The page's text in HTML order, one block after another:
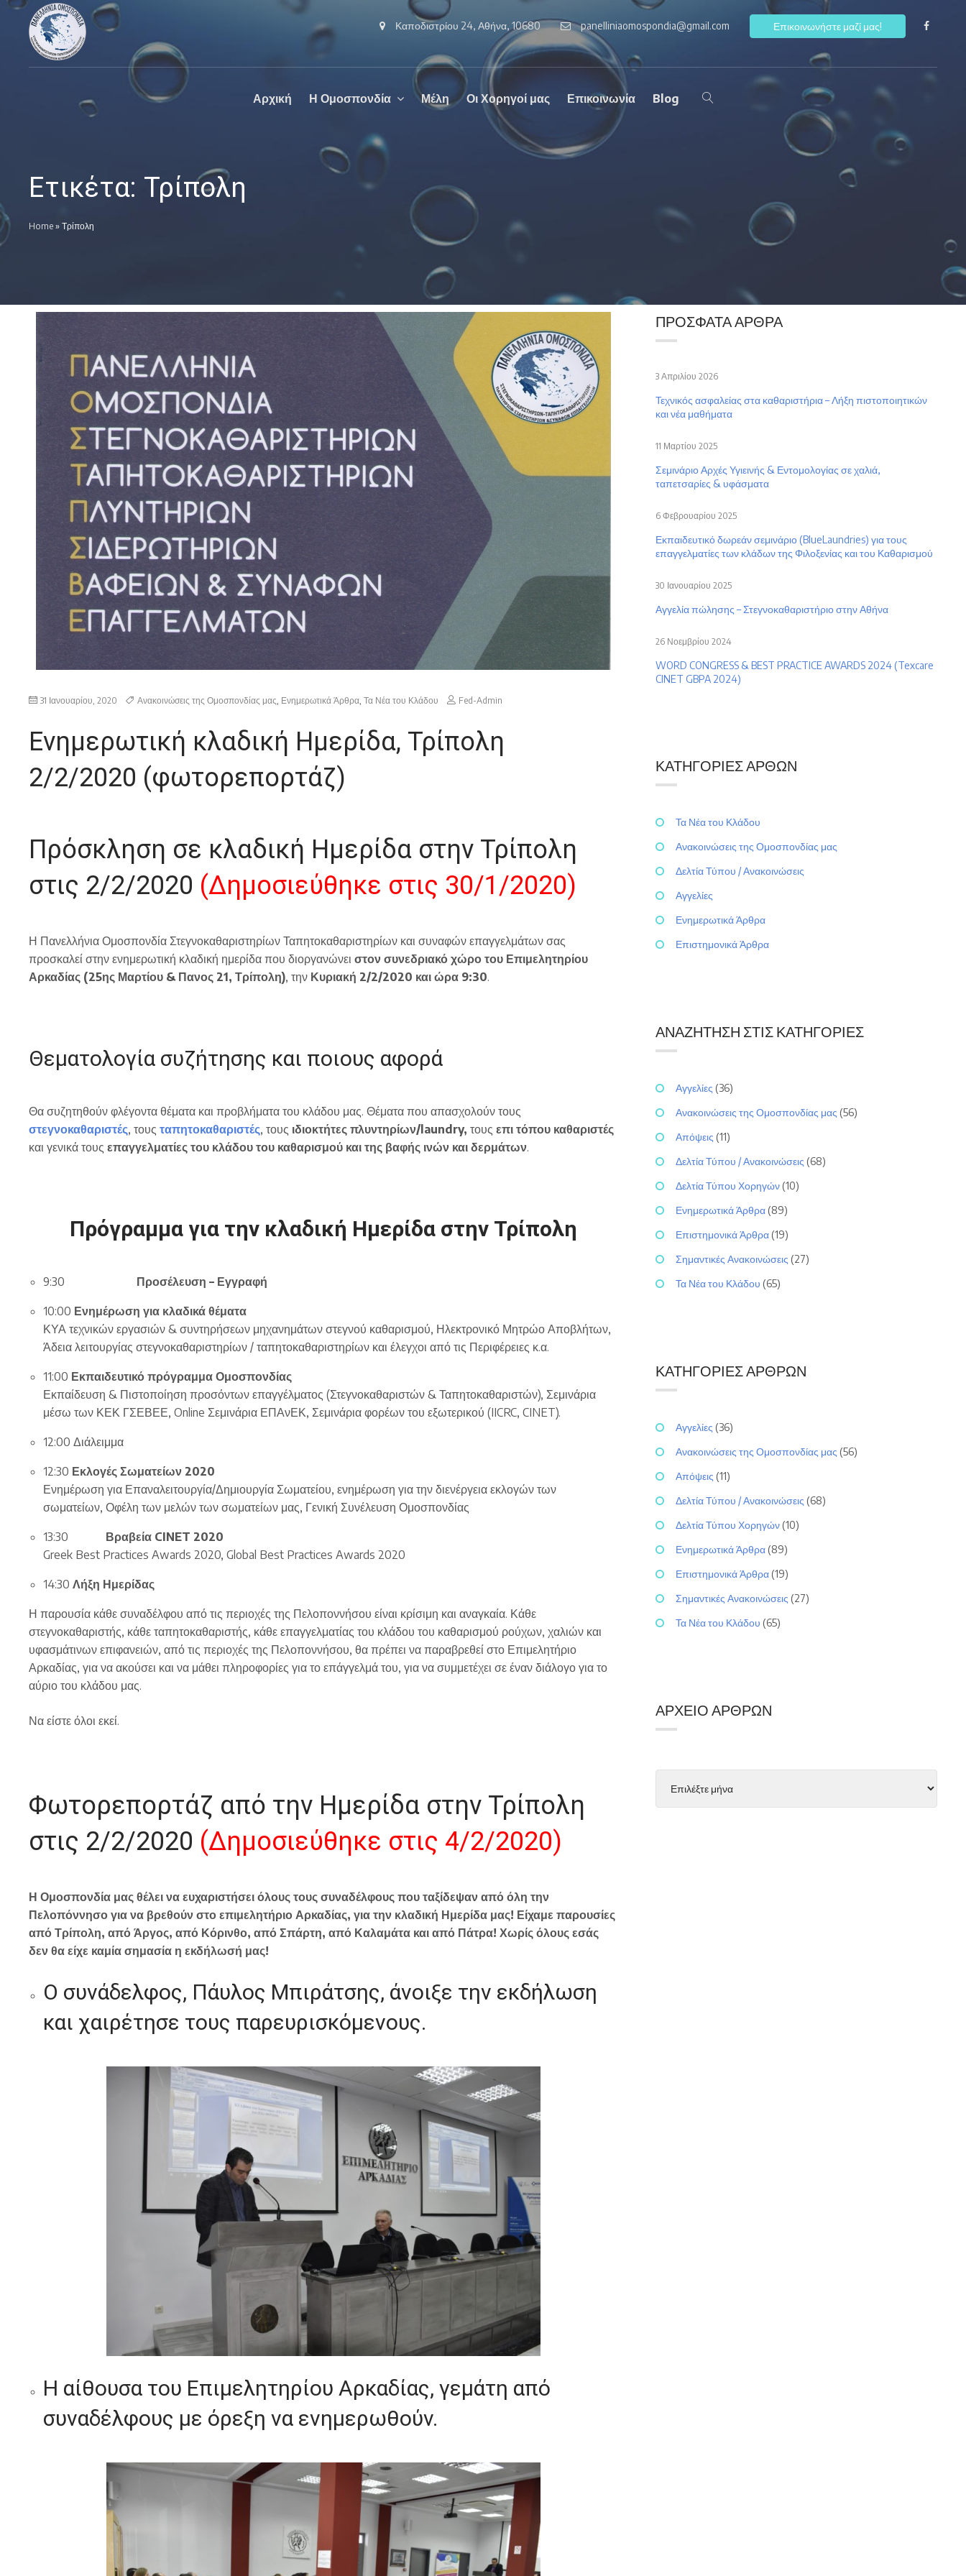
Πανελλήνια
Ομοσπονδία
Καθαριστηρίων
Ο επίσημος
ιστοχώρος της
Πανελλήνια
Ομοσπονδία
Καποδιστρίου 24, Αθήνα, 10680 panelliniaomospondia@gmail.com Επικοινωνήστε μαζί μας!
Αρχική Η Ομοσπονδία Μέλη Οι Χορηγοί μας Επικοινωνία Blog
Ετικέτα: Τρίπολη
Home » Τρίπολη
31 Ιανουαρίου, 2020 Ανακοινώσεις της Ομοσπονδίας μας, Ενημερωτικά Άρθρα, Τα Νέα του Κλάδου Fed-Admin
Ενημερωτική κλαδική Ημερίδα, Τρίπολη
2/2/2020 (φωτορεπορτάζ)
Πρόσκληση σε κλαδική Ημερίδα στην Τρίπολη
στις 2/2/2020 (Δημοσιεύθηκε στις 30/1/2020)
Η Πανελλήνια Ομοσπονδία Στεγνοκαθαριστηρίων Ταπητοκαθαριστηρίων και συναφών επαγγελμάτων σας
προσκαλεί στην ενημερωτική κλαδική ημερίδα που διοργανώνει στον συνεδριακό χώρο του Επιμελητηρίου
Αρκαδίας (25ης Μαρτίου & Πανος 21, Τρίπολη), την Κυριακή 2/2/2020 και ώρα 9:30.
Θεματολογία συζήτησης και ποιους αφορά
Θα συζητηθούν φλέγοντα θέματα και προβλήματα του κλάδου μας. Θέματα που απασχολούν τους
στεγνοκαθαριστές, τους ταπητοκαθαριστές, τους ιδιοκτήτες πλυντηρίων/laundry, τους επι τόπου καθαριστές
και γενικά τους επαγγελματίες του κλάδου του καθαρισμού και της βαφής ινών και δερμάτων.
Πρόγραμμα για την κλαδική Ημερίδα στην Τρίπολη
9:30 Προσέλευση – Εγγραφή
10:00 Ενημέρωση για κλαδικά θέματα
ΚΥΑ τεχνικών εργασιών & συντηρήσεων μηχανημάτων στεγνού καθαρισμού, Ηλεκτρονικό Μητρώο Αποβλήτων,
Άδεια λειτουργίας στεγνοκαθαριστηρίων / ταπητοκαθαριστηρίων και έλεγχοι από τις Περιφέρειες κ.α.
11:00 Εκπαιδευτικό πρόγραμμα Ομοσπονδίας
Εκπαίδευση & Πιστοποίηση προσόντων επαγγέλματος (Στεγνοκαθαριστών & Ταπητοκαθαριστών), Σεμινάρια
μέσω των ΚΕΚ ΓΣΕΒΕΕ, Online Σεμινάρια ΕΠΑνΕΚ, Σεμινάρια φορέων του εξωτερικού (IICRC, CINET).
12:00 Διάλειμμα
12:30 Εκλογές Σωματείων 2020
Ενημέρωση για Επαναλειτουργία/Δημιουργία Σωματείου, ενημέρωση για την διενέργεια εκλογών των
σωματείων, Οφέλη των μελών των σωματείων μας, Γενική Συνέλευση Ομοσπονδίας
13:30 Βραβεία CINET 2020
Greek Best Practices Awards 2020, Global Best Practices Awards 2020
14:30 Λήξη Ημερίδας
Η παρουσία κάθε συναδέλφου από τις περιοχές της Πελοποννήσου είναι κρίσιμη και αναγκαία. Κάθε
στεγνοκαθαριστής, κάθε ταπητοκαθαριστής, κάθε επαγγελματίας του κλάδου του καθαρισμού ρούχων, χαλιών και
υφασμάτινων επιφανειών, από τις περιοχές της Πελοποννήσου, θα πρέπει να παραβρεθεί στο Επιμελητήριο
Αρκαδίας, για να ακούσει και να μάθει πληροφορίες για το επάγγελμά του, για να συμμετέχει σε έναν διάλογο για το
αύριο του κλάδου μας.
Να είστε όλοι εκεί.
Φωτορεπορτάζ από την Ημερίδα στην Τρίπολη
στις 2/2/2020 (Δημοσιεύθηκε στις 4/2/2020)
Η Ομοσπονδία μας θέλει να ευχαριστήσει όλους τους συναδέλφους που ταξίδεψαν από όλη την
Πελοπόννησο για να βρεθούν στο επιμελητήριο Αρκαδίας, για την κλαδική Ημερίδα μας! Είχαμε παρουσίες
από Τρίπολη, από Άργος, από Κόρινθο, από Σπάρτη, από Καλαμάτα και από Πάτρα! Χωρίς όλους εσάς
δεν θα είχε καμία σημασία η εκδήλωσή μας!
Ο συνάδελφος, Πάυλος Μπιράτσης, άνοιξε την εκδήλωση
και χαιρέτησε τους παρευρισκόμενους.
Η αίθουσα του Επιμελητηρίου Αρκαδίας, γεμάτη από
συναδέλφους με όρεξη να ενημερωθούν.
ΠΡΌΣΦΑΤΑ ΆΡΘΡΑ
Τεχνικός ασφαλείας στα καθαριστήρια – Λήξη πιστοποιητικών
και νέα μαθήματα
3 Απριλίου 2026
Σεμινάριο Αρχές Υγιεινής & Εντομολογίας σε χαλιά,
ταπετσαρίες & υφάσματα
11 Μαρτίου 2025
Εκπαιδευτικό δωρεάν σεμινάριο (BlueLaundries) για τους
επαγγελματίες των κλάδων της Φιλοξενίας και του Καθαρισμού
6 Φεβρουαρίου 2025
Αγγελία πώλησης – Στεγνοκαθαριστήριο στην Αθήνα
30 Ιανουαρίου 2025
WORD CONGRESS & BEST PRACTICE AWARDS 2024 (Texcare
CINET GBPA 2024)
26 Νοεμβρίου 2024
ΚΑΤΗΓΟΡΊΕΣ ΆΡΘΩΝ
Τα Νέα του Κλάδου
Ανακοινώσεις της Ομοσπονδίας μας
Δελτία Τύπου / Ανακοινώσεις
Αγγελίες
Ενημερωτικά Άρθρα
Επιστημονικά Άρθρα
ΑΝΑΖΉΤΗΣΗ ΣΤΙΣ ΚΑΤΗΓΟΡΊΕΣ
Αγγελίες (36)
Ανακοινώσεις της Ομοσπονδίας μας (56)
Απόψεις (11)
Δελτία Τύπου / Ανακοινώσεις (68)
Δελτία Τύπου Χορηγών (10)
Ενημερωτικά Άρθρα (89)
Επιστημονικά Άρθρα (19)
Σημαντικές Ανακοινώσεις (27)
Τα Νέα του Κλάδου (65)
ΚΑΤΗΓΟΡΊΕΣ ΆΡΘΡΩΝ
Αγγελίες (36)
Ανακοινώσεις της Ομοσπονδίας μας (56)
Απόψεις (11)
Δελτία Τύπου / Ανακοινώσεις (68)
Δελτία Τύπου Χορηγών (10)
Ενημερωτικά Άρθρα (89)
Επιστημονικά Άρθρα (19)
Σημαντικές Ανακοινώσεις (27)
Τα Νέα του Κλάδου (65)
ΑΡΧΕΊΟ ΆΡΘΡΩΝ